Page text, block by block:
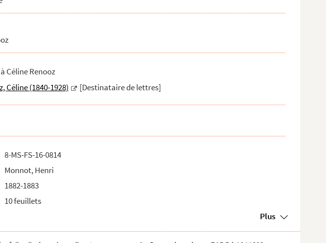
Céline Renooz
Céline (1840-1928) [Destinataire de lettres]
8-MS-FS-16-0814
Monnot, Henri
1882-1883
10 feuillets
Plus